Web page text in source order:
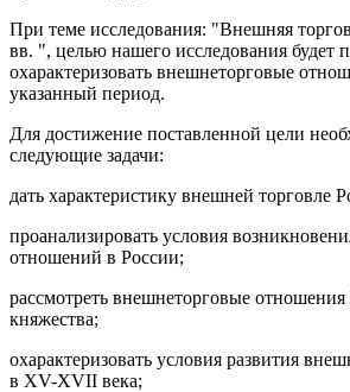
При теме исследования: "Внешняя
вв. ", целью нашего исследования будет
охарактеризовать внешнеторговые
указанный период.
Для достижение поставленной цели
следующие задачи:
дать характеристику внешней торговле
проанализировать условия
отношений в России;
рассмотреть внешнеторговые
княжества;
охарактеризовать условия развития
в XV-XVII века;